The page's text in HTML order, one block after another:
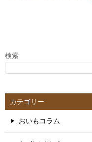
検索
カテゴリー
おいもコラム